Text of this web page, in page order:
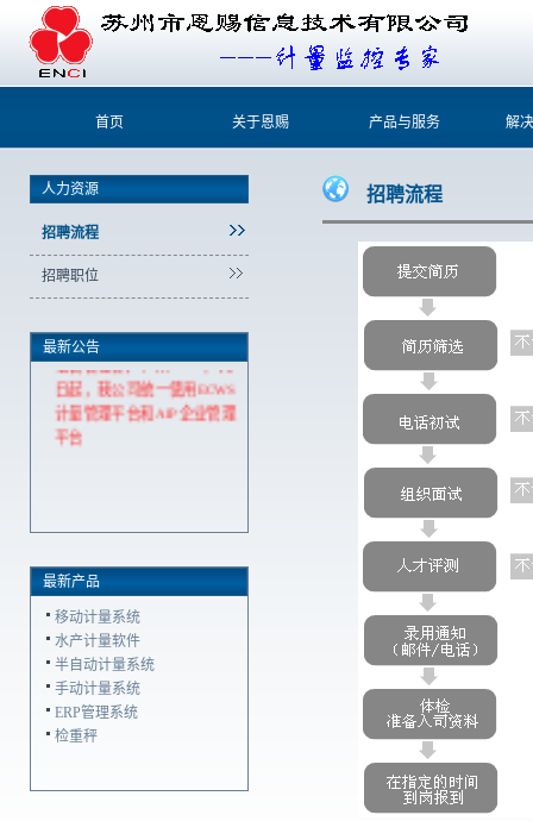
首页 关于恩赐 产品与服务 解
人力资源
招聘流程
招聘职位
最新公告
敬告各位客户：从2020年3月1
日起，我公司统一使用ECWS
计量管理平台和AIP企业管理
平台
最新产品
移动计量系统
水产计量软件
半自动计量系统
手动计量系统
ERP管理系统
检重秤
招聘流程